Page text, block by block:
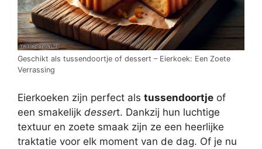
Geschikt als tussendoortje of dessert – Eierkoek: Een Zoete
Verrassing
Eierkoeken zijn perfect als tussendoortje of
een smakelijk dessert. Dankzij hun luchtige
textuur en zoete smaak zijn ze een heerlijke
traktatie voor elk moment van de dag. Of je nu